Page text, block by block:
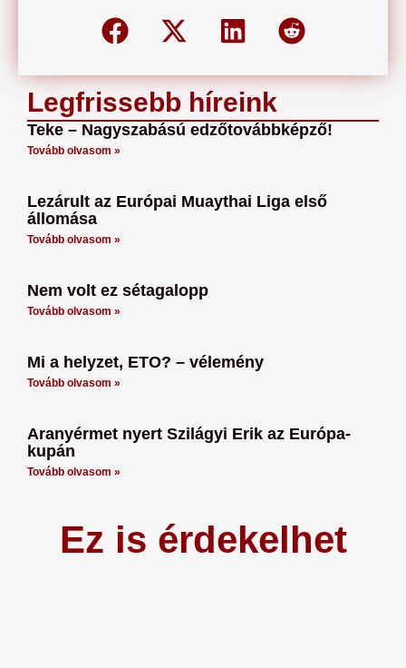
Legfrissebb híreink
Teke – Nagyszabású edzőtovábbképző!
Tovább olvasom »
Lezárult az Európai Muaythai Liga első
állomása
Tovább olvasom »
Nem volt ez sétagalopp
Tovább olvasom »
Mi a helyzet, ETO? – vélemény
Tovább olvasom »
Aranyérmet nyert Szilágyi Erik az Európa-
kupán
Tovább olvasom »
Ez is érdekelhet